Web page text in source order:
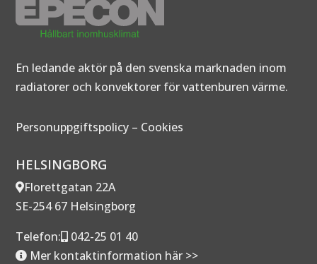
En ledande aktör på den svenska marknaden inom
radiatorer och konvektorer för vattenburen värme.
Personuppgiftspolicy – Cookies
HELSINGBORG
Florettgatan 22A
SE-254 67 Helsingborg
Telefon:
042-25 01 40
Mer kontaktinformation här >>